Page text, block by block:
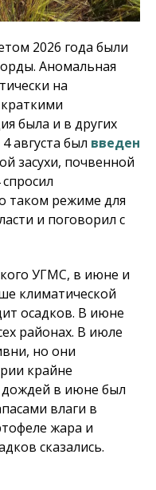
2026 года были
Аномальная
на
была и в других
августа был введен
засухи, почвенной
спросил
таком режиме для
и поговорил с
УГМС, в июне и
климатической
осадков. В июне
районах. В июле
но они
крайне
в июне был
влаги в
жара и
сказались.